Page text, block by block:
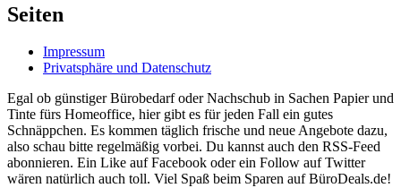
Seiten
Impressum
Privatsphäre und Datenschutz
Egal ob günstiger Bürobedarf oder Nachschub in Sachen Papier und
Tinte fürs Homeoffice, hier gibt es für jeden Fall ein gutes
Schnäppchen. Es kommen täglich frische und neue Angebote dazu,
also schau bitte regelmäßig vorbei. Du kannst auch den RSS-Feed
abonnieren. Ein Like auf Facebook oder ein Follow auf Twitter
wären natürlich auch toll. Viel Spaß beim Sparen auf BüroDeals.de!